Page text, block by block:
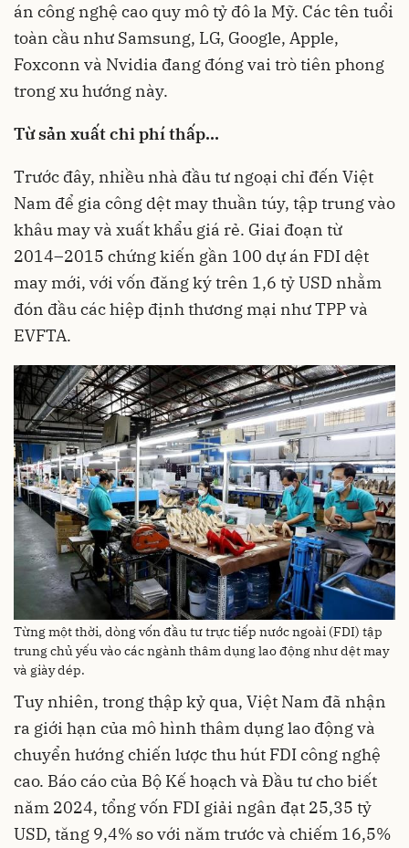
án công nghệ cao quy mô tỷ đô la Mỹ. Các tên tuổi
toàn cầu như Samsung, LG, Google, Apple,
Foxconn và Nvidia đang đóng vai trò tiên phong
trong xu hướng này.
Từ sản xuất chi phí thấp…
Trước đây, nhiều nhà đầu tư ngoại chỉ đến Việt
Nam để gia công dệt may thuần túy, tập trung vào
khâu may và xuất khẩu giá rẻ. Giai đoạn từ
2014–2015 chứng kiến gần 100 dự án FDI dệt
may mới, với vốn đăng ký trên 1,6 tỷ USD nhằm
đón đầu các hiệp định thương mại như TPP và
EVFTA.
Từng một thời, dòng vốn đầu tư trực tiếp nước ngoài (FDI) tập
trung chủ yếu vào các ngành thâm dụng lao động như dệt may
và giày dép.
Tuy nhiên, trong thập kỷ qua, Việt Nam đã nhận
ra giới hạn của mô hình thâm dụng lao động và
chuyển hướng chiến lược thu hút FDI công nghệ
cao. Báo cáo của Bộ Kế hoạch và Đầu tư cho biết
năm 2024, tổng vốn FDI giải ngân đạt 25,35 tỷ
USD, tăng 9,4% so với năm trước và chiếm 16,5%